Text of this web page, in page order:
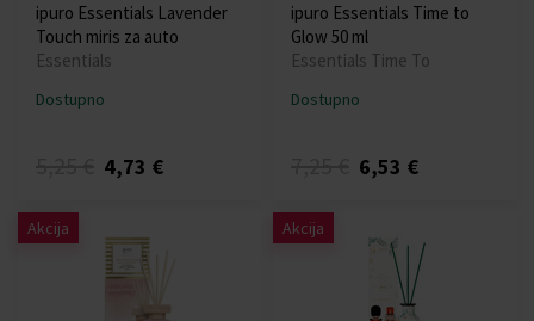
ipuro Essentials Lavender
Touch miris za auto
Essentials
Dostupno
4,73 €
ipuro Essentials Time to
Glow 50 ml
Essentials Time To
Dostupno
6,53 €
Akcija Akcija